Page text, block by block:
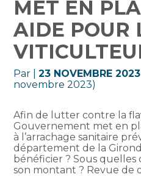
MET EN
AIDE POUR
Par |23 NOVEMBRE 2023
novembre 2023)
Afin de lutter contre la
Gouvernement met en
à l’arrachage sanitaire
département de la
bénéficier ? Sous quelles
son montant ? Revue de